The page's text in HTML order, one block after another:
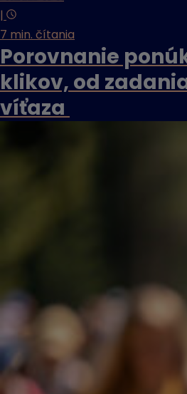
|
7 min. čítania
Porovnanie
klikov, od
víťaza